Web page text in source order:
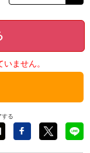
ません。
する